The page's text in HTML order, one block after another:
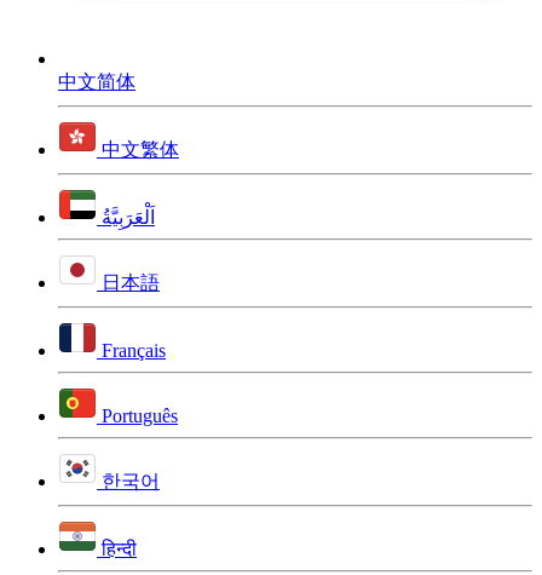
中文简体
中文繁体
اَلْعَرَبِيَّةُ
日本語
Français
Português
한국어
हिन्दी